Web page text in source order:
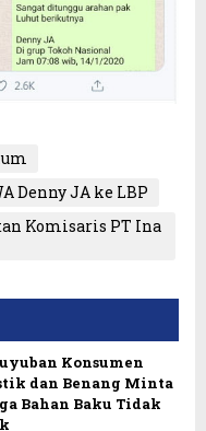
Denny JA ke LBP
Komisaris PT Ina
Konsumen
dan Benang Minta
Bahan Baku Tidak